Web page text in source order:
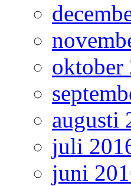
oktober
augusti
juli
juni